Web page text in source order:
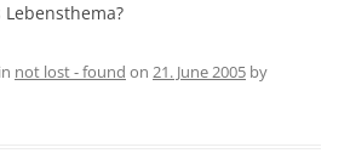
not lost - found on 21. June 2005 by